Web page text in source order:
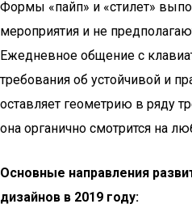
Формы «пайп» и «стилет»
мероприятия и не
Ежедневное общение с
требования об устойчивой и
оставляет геометрию в ряду
она органично смотрится на
Основные направления
дизайнов в 2019 году: